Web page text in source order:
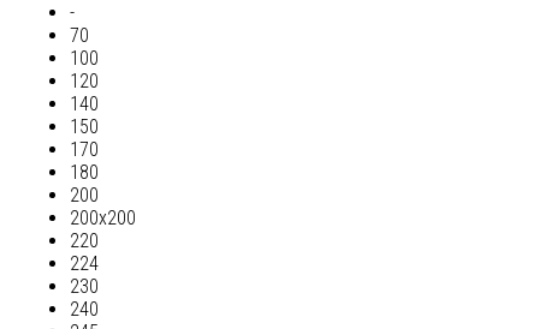
-
70
100
120
140
150
170
180
200
200х200
220
224
230
240